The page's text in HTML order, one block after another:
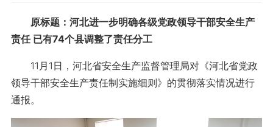
原标题：河北进一步明确各级党政领导干部安全生产
责任 已有74个县调整了责任分工
11月1日，河北省安全生产监督管理局对《河北省党政
领导干部安全生产责任制实施细则》的贯彻落实情况进行
通报。